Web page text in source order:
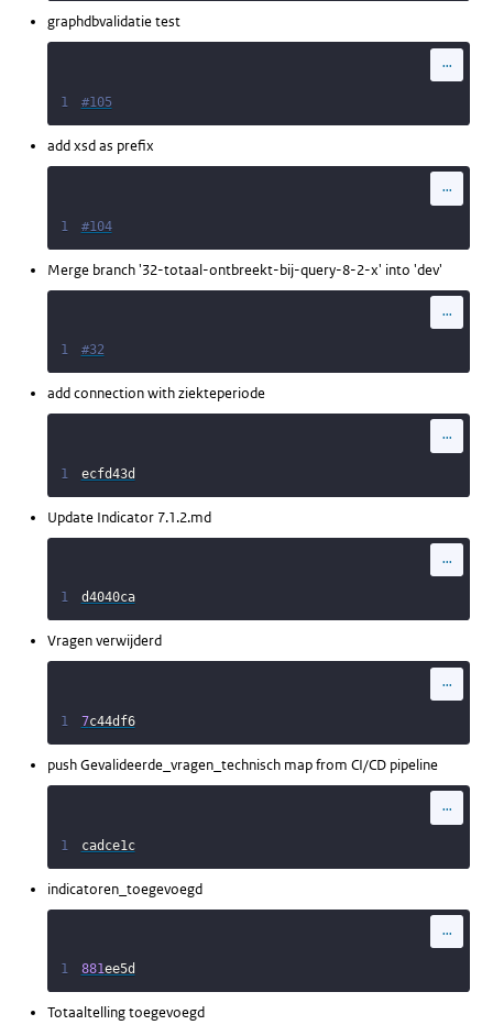
graphdbvalidatie test
...
1 #105
add xsd as prefix
...
1 #104
Merge branch '32-totaal-ontbreekt-bij-query-8-2-x' into 'dev'
...
1 #32
add connection with ziekteperiode
...
1 ecfd43d
Update Indicator 7.1.2.md
...
1 d4040ca
Vragen verwijderd
...
1 7c44df6
push Gevalideerde_vragen_technisch map from CI/CD pipeline
...
1 cadce1c
indicatoren_toegevoegd
...
1 881ee5d
Totaaltelling toegevoegd